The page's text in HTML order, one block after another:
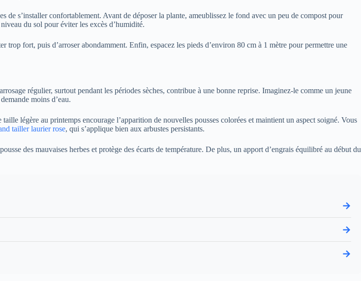
de s’installer confortablement. Avant de déposer la plante, ameublissez le fond avec un peu de compost pour
du sol pour éviter les excès d’humidité.
trop fort, puis d’arroser abondamment. Enfin, espacez les pieds d’environ 80 cm à 1 mètre pour permettre une
régulier, surtout pendant les périodes sèches, contribue à une bonne reprise. Imaginez-le comme un jeune
moins d’eau.
légère au printemps encourage l’apparition de nouvelles pousses colorées et maintient un aspect soigné. Vous
tailler laurier rose, qui s’applique bien aux arbustes persistants.
des mauvaises herbes et protège des écarts de température. De plus, un apport d’engrais équilibré au début du
→
→
→